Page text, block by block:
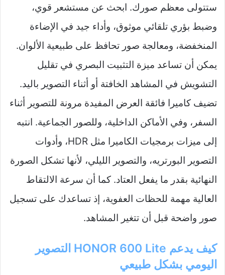
ستتولى معظم صورك. ابحث عن مستشعر قوي،
وضبط بؤري تلقائي موثوق، وأداء جيد في الإضاءة
المنخفضة، ومعالجة صور تحافظ على طبيعية الألوان.
يمكن أن تساعد ميزة التثبيت البصري في تقليل
التشويش في المشاهد الخافتة أو أثناء التصوير باليد.
تضيف كاميرا فائقة العرض المفيدة مرونة للتصوير أثناء
السفر، وفي الأماكن الداخلية، وللصور الجماعية. انتبه
إلى ميزات برمجيات الكاميرا مثل HDR، وأدوات
التصوير البورتريه، والتصوير الليلي، لأنها تشكل الصورة
النهائية بقدر ما يفعل العتاد. كما أن سرعة الالتقاط
العالية مهمة للحظات العفوية، إذ تساعدك على تسجيل
صور واضحة قبل أن تتغير المشاهد.
كيف يدعم HONOR 600 Lite التصوير
اليومي بشكل طبيعي